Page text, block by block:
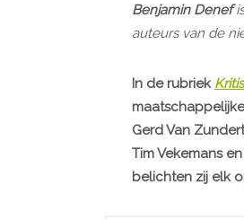
Benjamin Denef
auteurs van de
In de rubriek
Gerd Van
Tim Vekemans
belichten zij elk